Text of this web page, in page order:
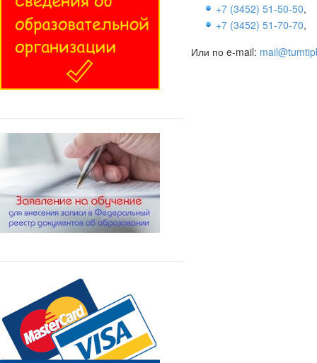
+7 (3452) 51-50-50,
+7 (3452) 51-70-70,
Или по e-mail: